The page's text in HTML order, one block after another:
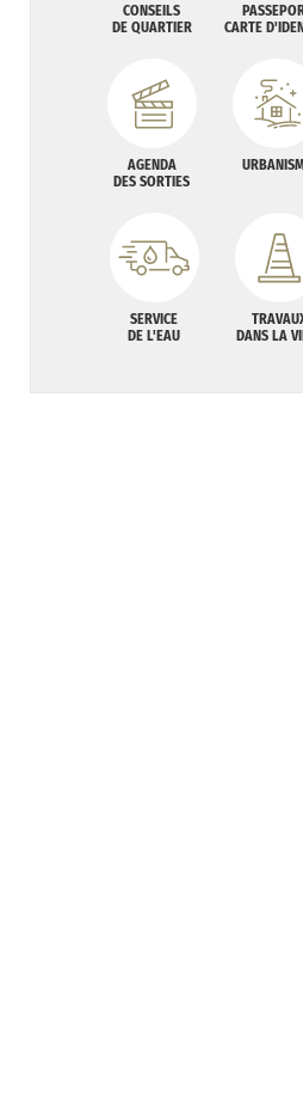
CONSEILS
DE QUARTIER
CARTE
AGENDA
DES SORTIES
SERVICE
DE L'EAU
DANS LA